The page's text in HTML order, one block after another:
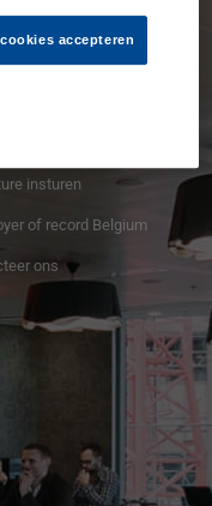
onze jobprofielen
onze Spring Stories
insturen
of record Belgium
ons
accepteren